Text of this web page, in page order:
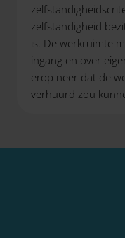
zelfstandigheid
is. De werkruimte
ingang en over
erop neer dat de
verhuurd zou